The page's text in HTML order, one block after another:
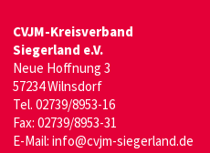
CVJM-Kreisverband
Siegerland e.V.
Neue Hoffnung 3
57234 Wilnsdorf
Tel. 02739/8953-16
Fax: 02739/8953-31
E-Mail:info@cvjm-siegerland.de